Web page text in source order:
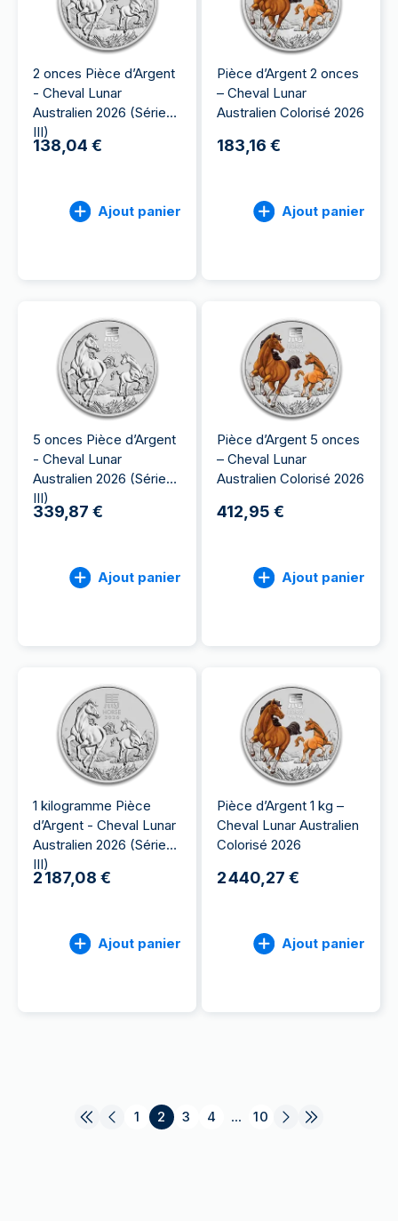
2 onces Pièce d’Argent
- Cheval Lunar
Australien 2026 (Série
III)
138,04 €
Ajout panier
Pièce d’Argent 2 onces
– Cheval Lunar
Australien Colorisé 2026
183,16 €
Ajout panier
5 onces Pièce d’Argent
- Cheval Lunar
Australien 2026 (Série
III)
339,87 €
Ajout panier
Pièce d’Argent 5 onces
– Cheval Lunar
Australien Colorisé 2026
412,95 €
Ajout panier
1 kilogramme Pièce
d’Argent - Cheval Lunar
Australien 2026 (Série
III)
2 187,08 €
Ajout panier
Pièce d’Argent 1 kg –
Cheval Lunar Australien
Colorisé 2026
2 440,27 €
Ajout panier
1 2 3 4 ... 10